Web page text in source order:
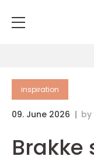
inspiration
09. June 2026 by
Brakke